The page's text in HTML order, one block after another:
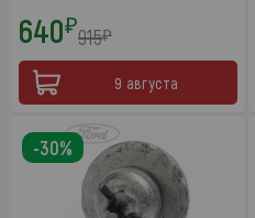
640₽915₽
9 августа
-30%